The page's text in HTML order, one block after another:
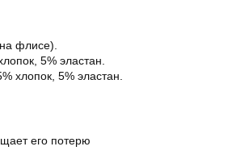
флисе).
5% эластан.
хлопок, 5% эластан.
его потерю